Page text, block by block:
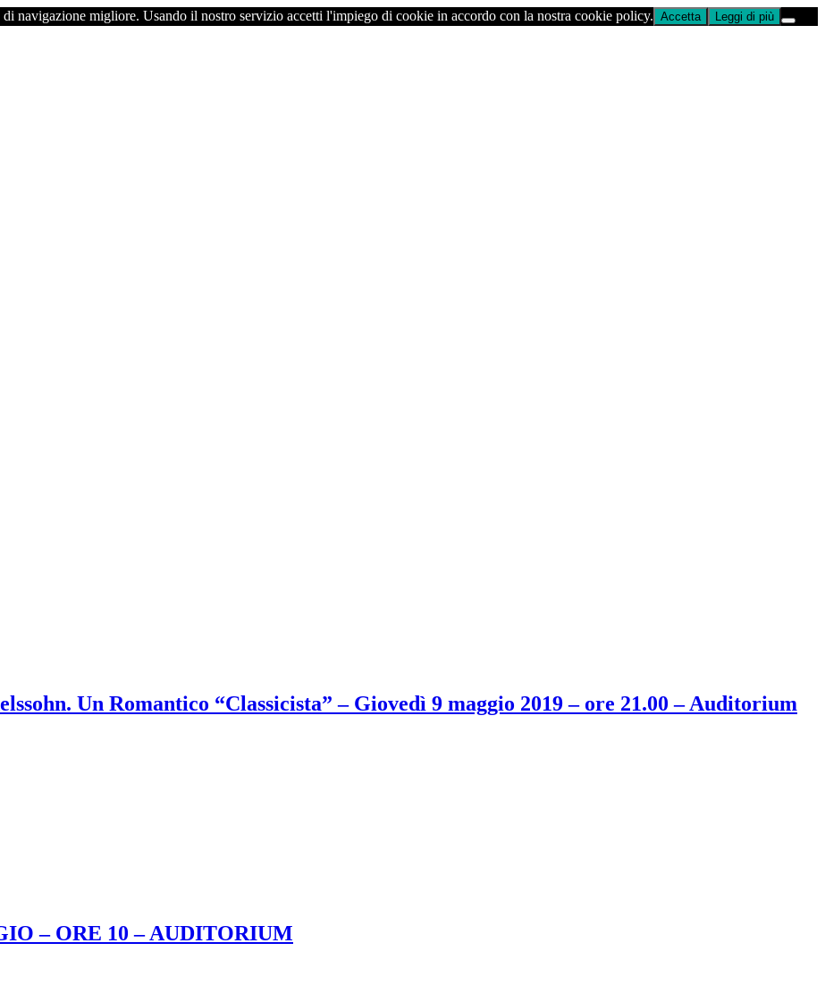
navigazione migliore. Usando il nostro servizio accetti l'impiego di cookie in accordo con la nostra cookie policy. Accetta Leggi di più
Un Romantico “Classicista” – Giovedì 9 maggio 2019 – ore 21.00 – Auditorium
– ORE 10 – AUDITORIUM